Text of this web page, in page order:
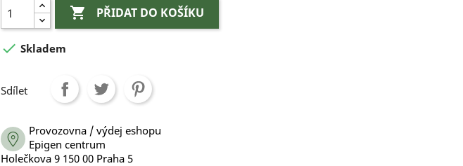
 PŘIDAT DO KOŠÍKU
 Skladem
Sdílet
Provozovna / výdej eshopu
Epigen centrum
Holečkova 9 150 00 Praha 5